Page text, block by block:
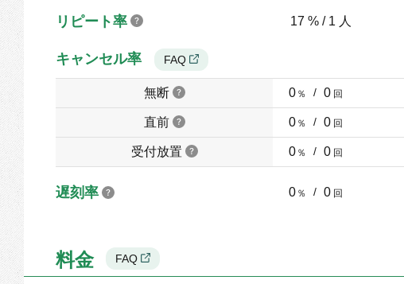
リピート率 17 % / 1 人
キャンセル率 FAQ
無断 0％ / 0 回
直前 0％ / 0 回
受付放置 0％ / 0 回
遅刻率 0％ / 0 回
料金 FAQ